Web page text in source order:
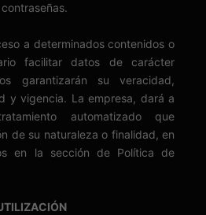
a determinados contenidos o
facilitar datos de carácter
garantizarán su veracidad,
y vigencia. La empresa, dará a
automatizado que
de su naturaleza o finalidad, en
en la sección de Política de